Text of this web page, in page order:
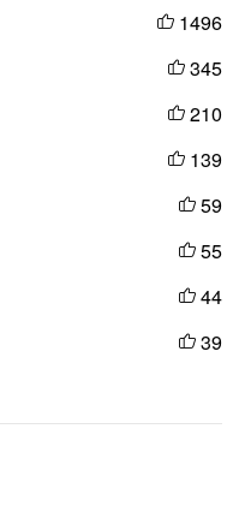
 1496
 345
 210
 139
 59
 55
 44
 39